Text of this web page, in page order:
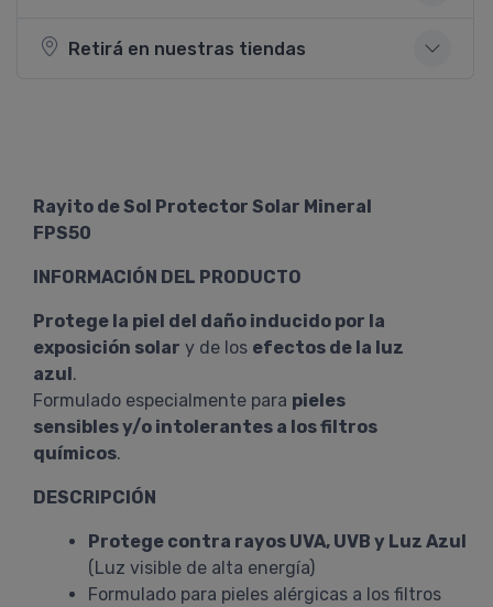
Retirá en nuestras tiendas
Rayito de Sol Protector Solar Mineral
FPS50
INFORMACIÓN DEL PRODUCTO
Protege la piel del daño inducido por la
exposición solar y de los efectos de la luz
azul.
Formulado especialmente para pieles
sensibles y/o intolerantes a los filtros
químicos.
DESCRIPCIÓN
Protege contra rayos UVA, UVB y Luz Azul
(Luz visible de alta energía)
Formulado para pieles alérgicas a los filtros